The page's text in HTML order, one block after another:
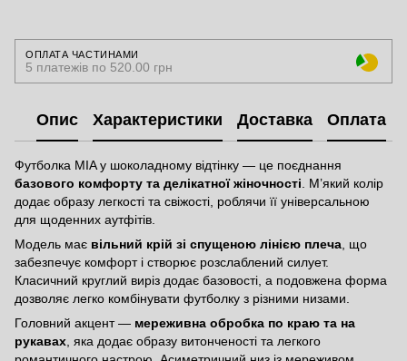
ОПЛАТА ЧАСТИНАМИ
5 платежів по 520.00 грн
Опис Характеристики Доставка Оплата
Футболка MIA у шоколадному відтінку — це поєднання
базового комфорту та делікатної жіночності . М’який колір
додає образу легкості та свіжості, роблячи її універсальною
для щоденних аутфітів.
Модель має вільний крій зі спущеною лінією плеча , що
забезпечує комфорт і створює розслаблений силует.
Класичний круглий виріз додає базовості, а подовжена форма
дозволяє легко комбінувати футболку з різними низами.
Головний акцент — мереживна обробка по краю та на
рукавах , яка додає образу витонченості та легкого